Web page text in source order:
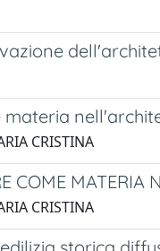
materia
CRISTINA
COME MATERIA
CRISTINA